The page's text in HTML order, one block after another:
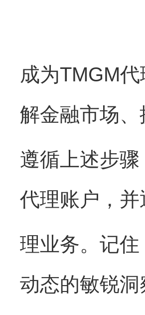
成为TMGM
解金融市场
遵循上述步
代理账户，
理业务。记
动态的敏锐